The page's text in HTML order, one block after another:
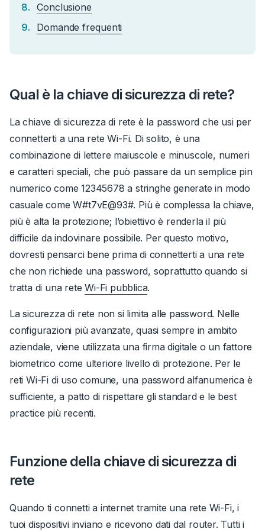
Conclusione
Domande frequenti
Qual è la chiave di sicurezza di rete?
La chiave di sicurezza di rete è la password che usi per
connetterti a una rete Wi-Fi. Di solito, è una
combinazione di lettere maiuscole e minuscole, numeri
e caratteri speciali, che può passare da un semplice pin
numerico come12345678 a stringhe generate in modo
casuale comeW#t7vE@93#. Più è complessa la chiave,
più è alta la protezione; l’obiettivo è renderla il più
difficile da indovinare possibile. Per questo motivo,
dovresti pensarci bene prima di connetterti a una rete
che non richiede una password, soprattutto quando si
tratta di una reteWi-Fi pubblica.
La sicurezza di rete non si limita alle password. Nelle
configurazioni più avanzate, quasi sempre in ambito
aziendale, viene utilizzata una firma digitale o un fattore
biometrico come ulteriore livello di protezione. Per le
reti Wi-Fi di uso comune, una password alfanumerica è
sufficiente, a patto di rispettare gli standard e le best
practice più recenti.
Funzione della chiave di sicurezza di
rete
Quando ti connetti a internet tramite una rete Wi-Fi, i
tuoi dispositivi inviano e ricevono dati dal router. Tutti i